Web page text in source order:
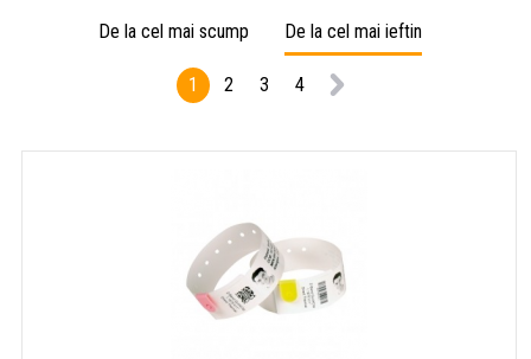
De la cel mai scump De la cel mai ieftin
1 2 3 4